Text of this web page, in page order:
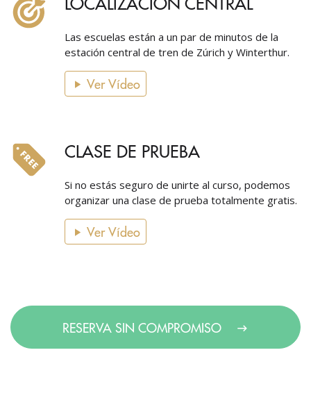
Las escuelas están a un par de minutos de la
estación central de tren de Zúrich y Winterthur.
Ver Vídeo
CLASE DE PRUEBA
Si no estás seguro de unirte al curso, podemos
organizar una clase de prueba totalmente gratis.
Ver Vídeo
RESERVA SIN COMPROMISO